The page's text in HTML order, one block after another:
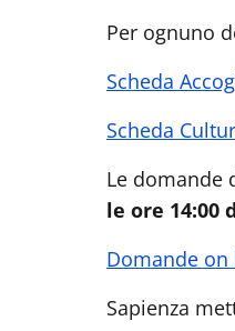
Per ognuno
Scheda
Scheda
Le domande
le ore 14:00
Domande on
Sapienza